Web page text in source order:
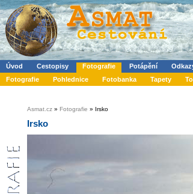
Úvod Cestopisy Fotografie Potápění
Fotografie
Pohlednice Fotobanka Tapety
Asmat.cz » Fotografie » Irsko
Irsko